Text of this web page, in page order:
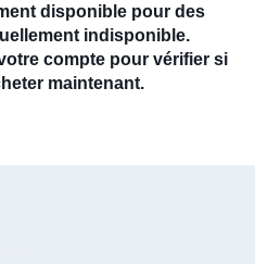
disponible pour des
indisponible.
compte pour vérifier si
maintenant.